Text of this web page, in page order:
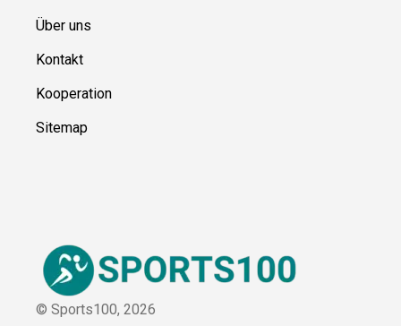
Über uns
Kontakt
Kooperation
Sitemap
© Sports100, 2026